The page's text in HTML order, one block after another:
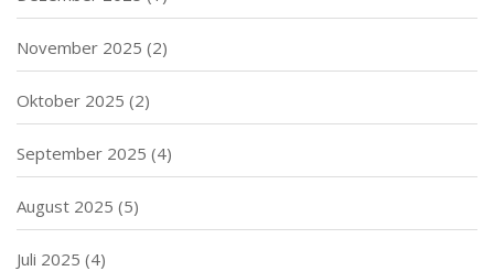
November 2025 (2)
Oktober 2025 (2)
September 2025 (4)
August 2025 (5)
Juli 2025 (4)